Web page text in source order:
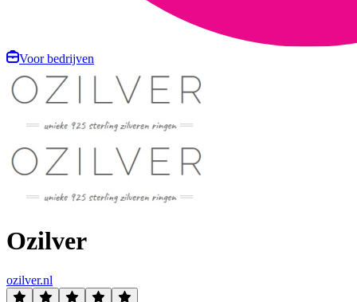
Voor bedrijven
Ozilver
ozilver.nl